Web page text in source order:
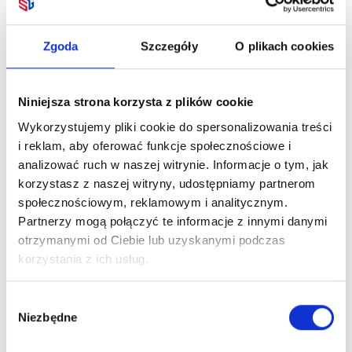
Zgoda Szczegóły O plikach cookies
Niniejsza strona korzysta z plików cookie
Wykorzystujemy pliki cookie do spersonalizowania treści
i reklam, aby oferować funkcje społecznościowe i
analizować ruch w naszej witrynie. Informacje o tym, jak
korzystasz z naszej witryny, udostępniamy partnerom
społecznościowym, reklamowym i analitycznym.
Partnerzy mogą połączyć te informacje z innymi danymi
otrzymanymi od Ciebie lub uzyskanymi podczas
korzystania z ich usług.
zgody
Niezbędne
Dostępne różne kolory